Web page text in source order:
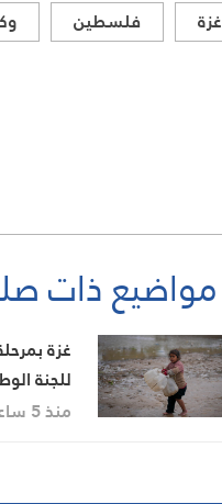
غزة فلسطين
مواضيع ذات
غزة
للجنة
منذ 5 ساعات